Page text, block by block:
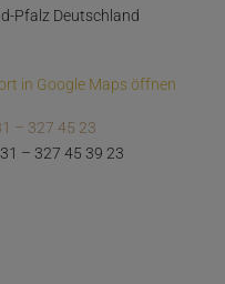
Pfalz Deutschland
in Google Maps öffnen
– 327 45 23
– 327 45 39 23